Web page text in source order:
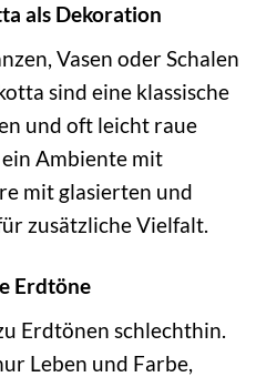
als Dekoration
Vasen oder Schalen
sind eine klassische
und oft leicht raue
Ambiente mit
mit glasierten und
zusätzliche Vielfalt.
Erdtöne
Erdtönen schlechthin.
Leben und Farbe,